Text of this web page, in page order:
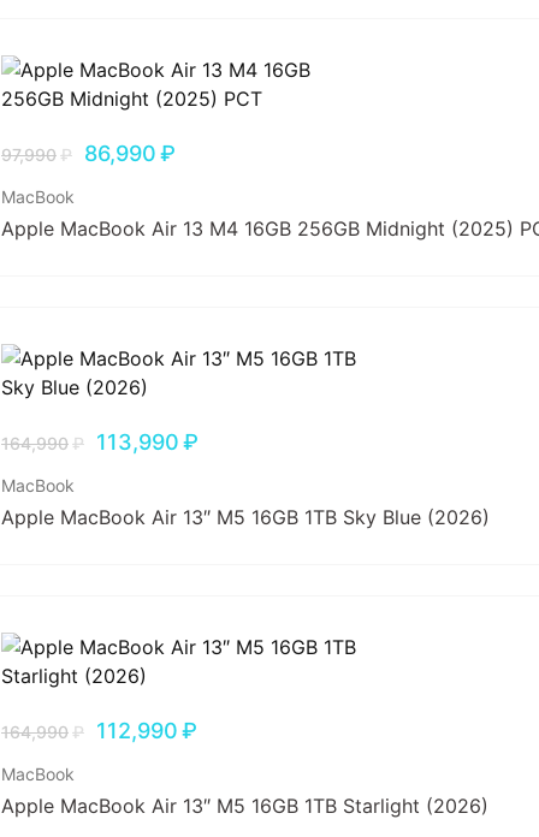
97,990₽ 86,990₽
MacBook
Apple MacBook Air 13 M4 16GB 256GB Midnight (2025)
164,990₽ 113,990₽
MacBook
Apple MacBook Air 13″ M5 16GB 1TB Sky Blue (2026)
164,990₽ 112,990₽
MacBook
Apple MacBook Air 13″ M5 16GB 1TB Starlight (2026)